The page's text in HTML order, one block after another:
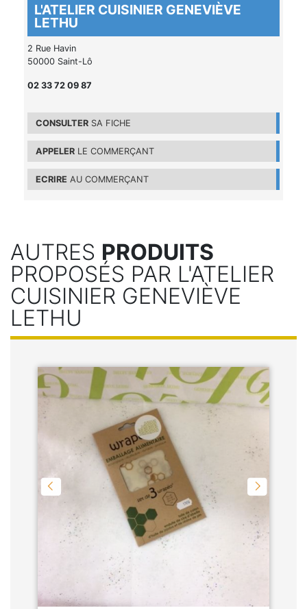
L'ATELIER CUISINIER GENEVIÈVE
LETHU
2 Rue Havin
50000 Saint-Lô
02 33 72 09 87
CONSULTER SA FICHE
APPELER LE COMMERÇANT
ECRIRE AU COMMERÇANT
AUTRES PRODUITS
PROPOSÉS PAR L'ATELIER
CUISINIER GENEVIÈVE
LETHU